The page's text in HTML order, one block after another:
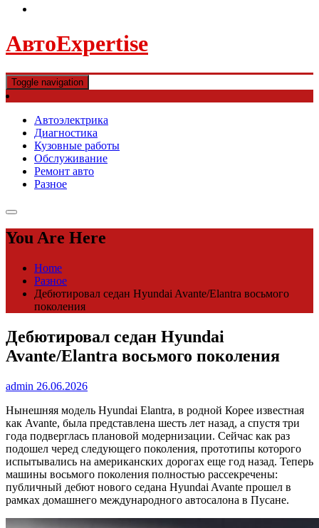
АвтоExpertise
Toggle navigation
Автоэлектрика
Диагностика
Кузовные работы
Обслуживание
Ремонт авто
Разное
You Are Here
Home
Разное
Дебютировал седан Hyundai Avante/Elantra восьмого
поколения
Дебютировал седан Hyundai
Avante/Elantra восьмого поколения
admin 26.06.2026
Нынешняя модель Hyundai Elantra, в родной Корее известная
как Avante, была представлена шесть лет назад, а спустя три
года подверглась плановой модернизации. Сейчас как раз
подошел черед следующего поколения, прототипы которого
испытывались на американских дорогах еще год назад. Теперь
машины восьмого поколения полностью рассекречены:
публичный дебют нового седана Hyundai Avante прошел в
рамках домашнего международного автосалона в Пусане.